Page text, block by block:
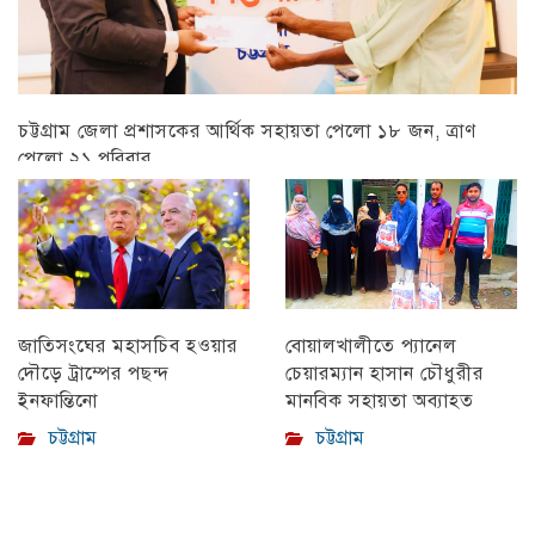
চট্টগ্রাম জেলা প্রশাসকের আর্থিক সহায়তা পেলো ১৮ জন, ত্রাণ
পেলো ২১ পরিবার
চট্টগ্রাম
জাতিসংঘের মহাসচিব হওয়ার
দৌড়ে ট্রাম্পের পছন্দ
ইনফান্তিনো
চট্টগ্রাম
বোয়ালখালীতে প্যানেল
চেয়ারম্যান হাসান চৌধুরীর
মানবিক সহায়তা অব্যাহত
চট্টগ্রাম